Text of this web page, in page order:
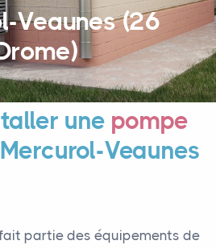
Veaunes (26
une pompe
Veaunes
partie des équipements de